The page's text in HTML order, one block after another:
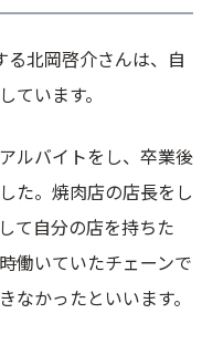
北岡啓介さんは、自
ています。
ルバイトをし、卒業後
た。焼肉店の店長をし
て自分の店を持ちた
働いていたチェーンで
なかったといいます。